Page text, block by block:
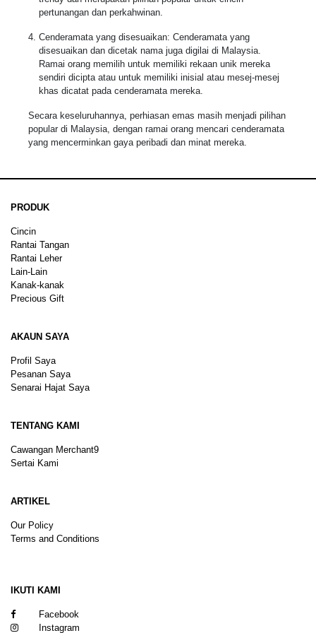
pertunangan dan perkahwinan.
Cenderamata yang disesuaikan: Cenderamata yang
disesuaikan dan dicetak nama juga digilai di Malaysia.
Ramai orang memilih untuk memiliki rekaan unik mereka
sendiri dicipta atau untuk memiliki inisial atau mesej-mesej
khas dicatat pada cenderamata mereka.
Secara keseluruhannya, perhiasan emas masih menjadi pilihan
popular di Malaysia, dengan ramai orang mencari cenderamata
yang mencerminkan gaya peribadi dan minat mereka.
PRODUK
Cincin
Rantai Tangan
Rantai Leher
Lain-Lain
Kanak-kanak
Precious Gift
AKAUN SAYA
Profil Saya
Pesanan Saya
Senarai Hajat Saya
TENTANG KAMI
Cawangan Merchant9
Sertai Kami
ARTIKEL
Our Policy
Terms and Conditions
IKUTI KAMI
Facebook
Instagram